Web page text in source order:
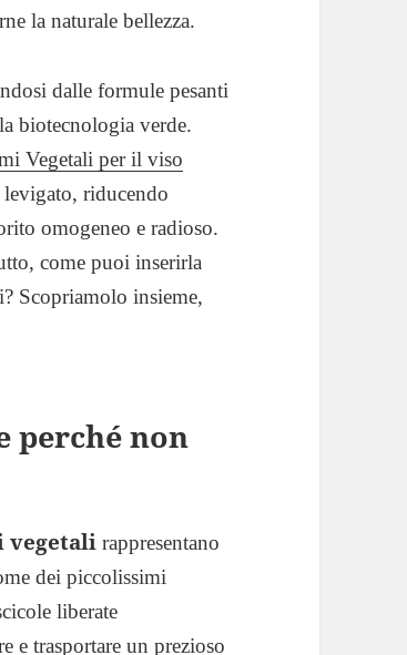
la naturale bellezza.
dalle formule pesanti
biotecnologia verde.
Vegetali per il viso
levigato, riducendo
omogeneo e radioso.
come puoi inserirla
Scopriamolo insieme,
perché non
vegetali rappresentano
dei piccolissimi
liberate
e trasportare un prezioso